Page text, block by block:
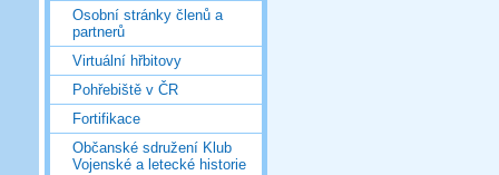
Osobní stránky členů a
partnerů
Virtuální hřbitovy
Pohřebiště v ČR
Fortifikace
Občanské sdružení Klub
Vojenské a letecké historie